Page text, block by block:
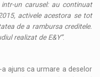
un carusel: au continuat
activele acestora se tot
de a rambursa creditele.
realizat de E&Y”.
ajuns ca urmare a deselor